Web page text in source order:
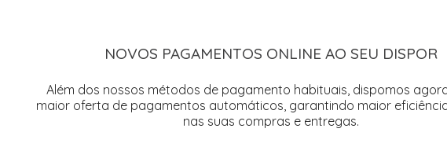
NOVOS PAGAMENTOS ONLINE AO SEU DISPOR
Além dos nossos métodos de pagamento habituais, dispomos
maior oferta de pagamentos automáticos, garantindo maior
nas suas compras e entregas.